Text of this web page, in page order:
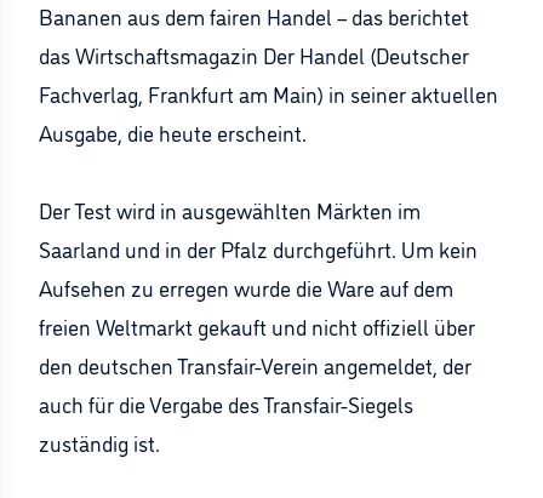
Bananen aus dem fairen Handel – das berichtet
das Wirtschaftsmagazin Der Handel (Deutscher
Fachverlag, Frankfurt am Main) in seiner aktuellen
Ausgabe, die heute erscheint.
Der Test wird in ausgewählten Märkten im
Saarland und in der Pfalz durchgeführt. Um kein
Aufsehen zu erregen wurde die Ware auf dem
freien Weltmarkt gekauft und nicht offiziell über
den deutschen Transfair-Verein angemeldet, der
auch für die Vergabe des Transfair-Siegels
zuständig ist.